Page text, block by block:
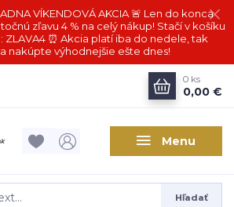
VÍKENDOVÁ AKCIA 🚨 Len do konca
zľavu 4 % na celý nákup! Stačí v košíku
ZLAVA4 ⏰ Akcia platí iba do nedele, tak
nakúpte výhodnejšie ešte dnes!
Menu
Hľadať
0 ks
0,00 €